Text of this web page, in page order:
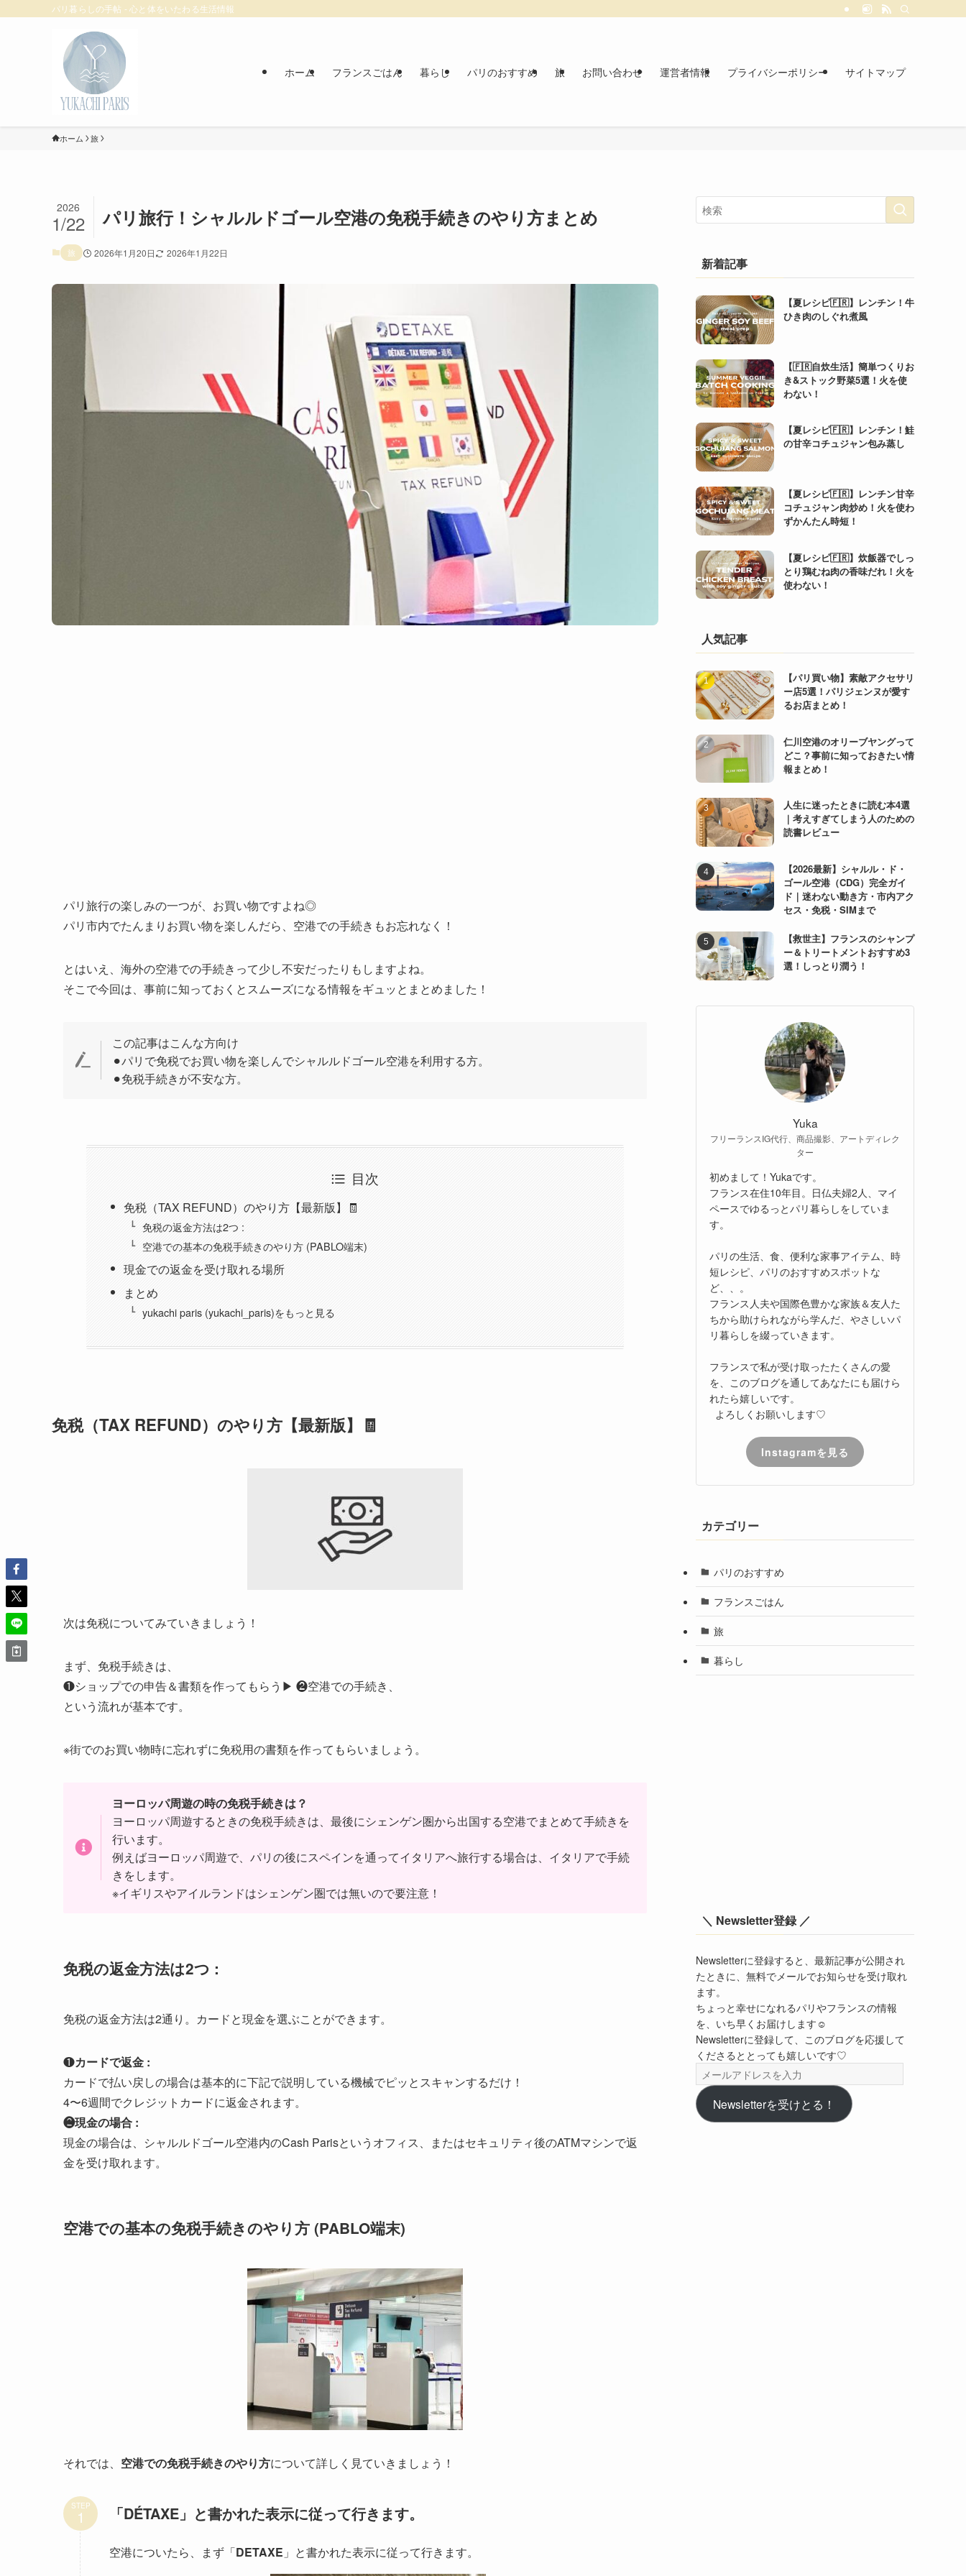
パリ暮らしの手帖 - 心と体をいたわる生活情報
ホーム フランスごはん 暮らし パリのおすすめ 旅 お問い合わせ 運営者情報 プライバシーポリシー サイトマップ
ホーム 旅
パリ旅行！シャルルドゴール空港の免税手続きのやり方まとめ
2026
1/22
旅 2026年1月20日 2026年1月22日
パリ旅行の楽しみの一つが、お買い物ですよね◎
パリ市内でたんまりお買い物を楽しんだら、空港での手続きもお忘れなく！
とはいえ、海外の空港での手続きって少し不安だったりもしますよね。
そこで今回は、事前に知っておくとスムーズになる情報をギュッとまとめました！
この記事はこんな方向け
⚫︎パリで免税でお買い物を楽しんでシャルルドゴール空港を利用する方。
⚫︎免税手続きが不安な方。
目次
免税（TAX REFUND）のやり方【最新版】🧾
免税の返金方法は2つ :
空港での基本の免税手続きのやり方 (PABLO端末)
現金での返金を受け取れる場所
まとめ
yukachi paris (yukachi_paris)をもっと見る
免税（TAX REFUND）のやり方【最新版】🧾
次は免税についてみていきましょう！
まず、免税手続きは、
❶ショップでの申告＆書類を作ってもらう▶︎ ❷空港での手続き、
という流れが基本です。
※街でのお買い物時に忘れずに免税用の書類を作ってもらいましょう。
ヨーロッパ周遊の時の免税手続きは？
ヨーロッパ周遊するときの免税手続きは、最後にシェンゲン圏から出国する空港でまとめて手続きを
行います。
例えばヨーロッパ周遊で、パリの後にスペインを通ってイタリアへ旅行する場合は、イタリアで手続
きをします。
※イギリスやアイルランドはシェンゲン圏では無いので要注意！
免税の返金方法は2つ :
免税の返金方法は2通り。カードと現金を選ぶことができます。
❶カードで返金 :
カードで払い戻しの場合は基本的に下記で説明している機械でピッとスキャンするだけ！
4〜6週間でクレジットカードに返金されます。
❷現金の場合 :
現金の場合は、シャルルドゴール空港内のCash Parisというオフィス、またはセキュリティ後のATMマシンで返
金を受け取れます。
空港での基本の免税手続きのやり方 (PABLO端末)
それでは、 空港での免税手続きのやり方について詳しく見ていきましょう！
STEP 「DÉTAXE」と書かれた表示に従って行きます。
空港についたら、まず「DETAXE 」と書かれた表示に従って行きます。
新着記事
【夏レシピ🇫🇷】レンチン！牛
ひき肉のしぐれ煮風
【🇫🇷自炊生活】簡単つくりお
き&ストック野菜5選！火を使
わない！
【夏レシピ🇫🇷】レンチン！鮭
の甘辛コチュジャン包み蒸し
【夏レシピ🇫🇷】レンチン甘辛
コチュジャン肉炒め！火を使わ
ずかんたん時短！
【夏レシピ🇫🇷】炊飯器でしっ
とり鶏むね肉の香味だれ！火を
使わない！
人気記事
【パリ買い物】素敵アクセサリ
ー店5選！パリジェンヌが愛す
るお店まとめ！
仁川空港のオリーブヤングって
どこ？事前に知っておきたい情
報まとめ！
人生に迷ったときに読む本4選
｜考えすぎてしまう人のための
読書レビュー
【2026最新】シャルル・ド・
ゴール空港（CDG）完全ガイ
ド｜迷わない動き方・市内アク
セス・免税・SIMまで
【救世主】フランスのシャンプ
ー＆トリートメントおすすめ3
選！しっとり潤う！
Yuka
フリーランスIG代行、商品撮影、アートディレク
ター
初めまして！Yukaです。
フランス在住10年目。日仏夫婦2人、マイ
ペースでゆるっとパリ暮らしをしていま
す。
パリの生活、食、便利な家事アイテム、時
短レシピ、パリのおすすめスポットな
ど、、。
フランス人夫や国際色豊かな家族＆友人た
ちから助けられながら学んだ、やさしいパ
リ暮らしを綴っていきます。
フランスで私が受け取ったたくさんの愛
を、このブログを通してあなたにも届けら
れたら嬉しいです。
よろしくお願いします♡
Instagramを見る
カテゴリー
パリのおすすめ
フランスごはん
旅
暮らし
＼ Newsletter登録 ／
Newsletterに登録すると、最新記事が公開され
たときに、無料でメールでお知らせを受け取れ
ます。
ちょっと幸せになれるパリやフランスの情報
を、いち早くお届けします☺︎
Newsletterに登録して、このブログを応援して
くださるととっても嬉しいです♡
ー
ル
ア
Newsletterを受けとる！